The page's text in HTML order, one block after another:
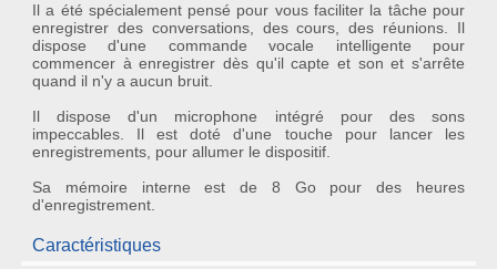
Il a été spécialement pensé pour vous faciliter la tâche pour
enregistrer des conversations, des cours, des réunions. Il
dispose d'une commande vocale intelligente pour
commencer à enregistrer dès qu'il capte et son et s'arrête
quand il n'y a aucun bruit.
Il dispose d'un microphone intégré pour des sons
impeccables. Il est doté d'une touche pour lancer les
enregistrements, pour allumer le dispositif.
Sa mémoire interne est de 8 Go pour des heures
d'enregistrement.
Caractéristiques